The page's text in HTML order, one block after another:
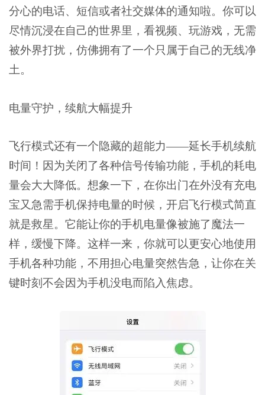
分心的电话、短信或者社交媒体的通知啦。你可以
尽情沉浸在自己的世界里，看视频、玩游戏，无需
被外界打扰，仿佛拥有了一个只属于自己的无线净
土。
电量守护，续航大幅提升
飞行模式还有一个隐藏的超能力——延长手机续航
时间！因为关闭了各种信号传输功能，手机的耗电
量会大大降低。想象一下，在你出门在外没有充电
宝又急需手机保持电量的时候，开启飞行模式简直
就是救星。它能让你的手机电量像被施了魔法一
样，缓慢下降。这样一来，你就可以更安心地使用
手机各种功能，不用担心电量突然告急，让你在关
键时刻不会因为手机没电而陷入焦虑。